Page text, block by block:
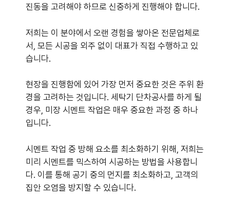
진동을 고려해야 하므로 신중하게 진행해야 합니다.
저희는 이 분야에서 오랜 경험을 쌓아온 전문업체로
서, 모든 시공을 외주 없이 대표가 직접 수행하고 있
습니다.
현장을 진행함에 있어 가장 먼저 중요한 것은 주위 환
경을 고려하는 것입니다. 세탁기 단차공사를 하게 될
경우, 미장 시멘트 작업은 매우 중요한 과정 중 하나
입니다.
시멘트 작업 중 방해 요소를 최소화하기 위해, 저희는
미리 시멘트를 믹스하여 시공하는 방법을 사용합니
다. 이를 통해 공기 중의 먼지를 최소화하고, 고객의
집안 오염을 방지할 수 있습니다.